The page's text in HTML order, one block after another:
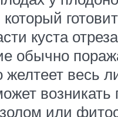
куста
обычно
желтеет весь
или